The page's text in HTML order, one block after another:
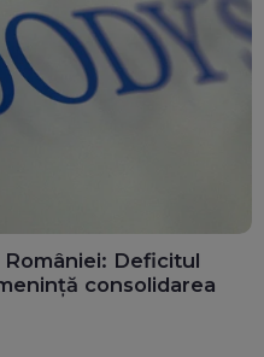
Deficitul
consolidarea